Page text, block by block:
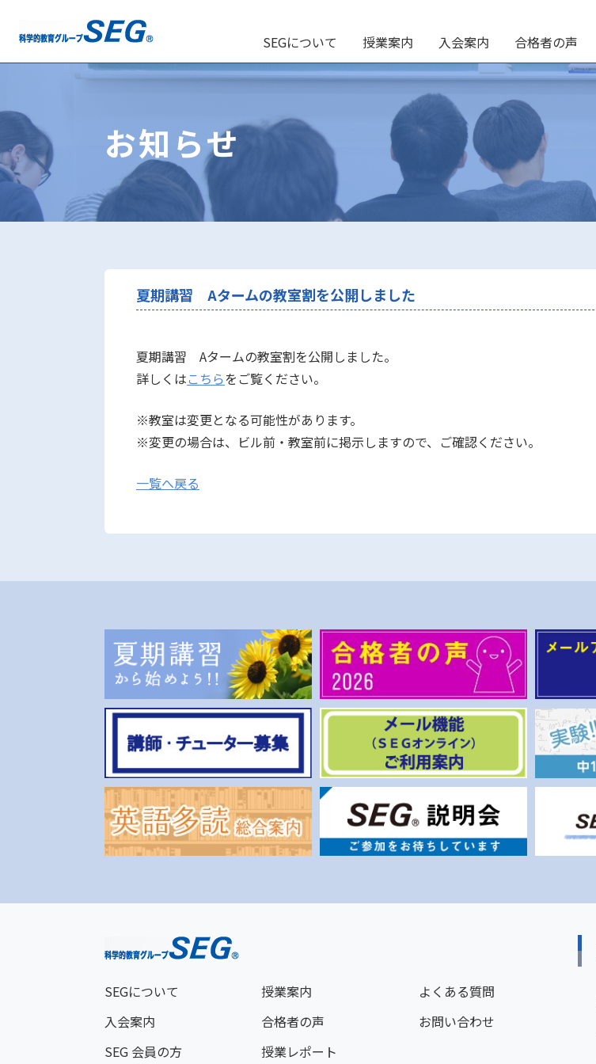
SEGについて 授業案内 入会案内 合格者の声
お知らせ
夏期講習 Aタームの教室割を公開しました
夏期講習 Aタームの教室割を公開しました。
詳しくはこちらをご覧ください。
※教室は変更となる可能性があります。
※変更の場合は、ビル前・教室前に掲示しますので、ご確認ください。
一覧へ戻る
SEGについて 授業案内
よくある質問
入会案内
合格者の声
お問い合わせ
SEG 会員の方
授業レポート